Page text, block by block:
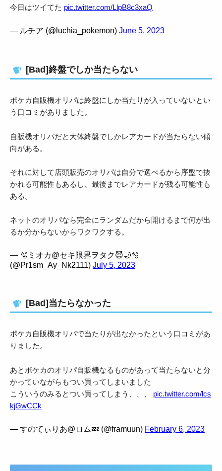
今日はツイてた pic.twitter.com/LlpB8c3xaQ
— ルチア (@luchia_pokemon) June 5, 2023
[Bad]終盤でしか当たらない
ポケカ自販機オリパは終盤にしか当たりが入っていないとい
う口コミがありました。
自販機オリパだと大体終盤でしかレアカードが当たらない傾
向がある。
それに対して店頭販売のオリパは自分で選べるから序盤で抜
かれる可能性もあるし、最後までレアカードが残る可能性も
ある。
ネットのオリパなら完全にランダムだから開けるまで何が出
るか分からないからワクワクする。
— 🫧ミオカ@セキ限界ヲタク😈🌙🫧
(@Pr1sm_Ay_Nk2111) July 5, 2023
[Bad]当たらなかった
ポケカ自販機オリパで当たりが出なかったという口コミがあ
りました。
あとポケカのオリパ自販機なるものがあって当たらないと分
かっていながらもつい買ってしまいました
こういうのみるとつい買ってしまう、、、 pic.twitter.com/lcs
kjGwCCk
— すのてぃりあ@ロム💤 (@framuun) February 6, 2023